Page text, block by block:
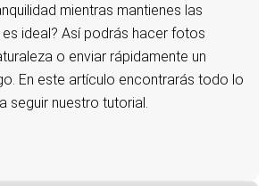
mientras mantienes las
ideal? Así podrás hacer fotos
o enviar rápidamente un
En este artículo encontrarás todo lo
seguir nuestro tutorial.